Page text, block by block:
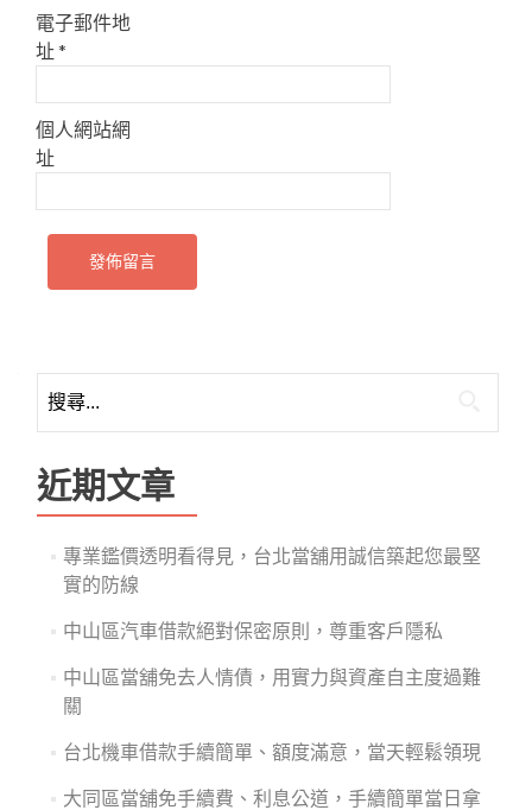
電子郵件地
址*
個人網站網
址
尋
鍵
字:
近期文章
專業鑑價透明看得見，台北當舖用誠信築起您最堅
實的防線
中山區汽車借款絕對保密原則，尊重客戶隱私
中山區當舖免去人情債，用實力與資產自主度過難
關
台北機車借款手續簡單、額度滿意，當天輕鬆領現
大同區當舖免手續費、利息公道，手續簡單當日拿